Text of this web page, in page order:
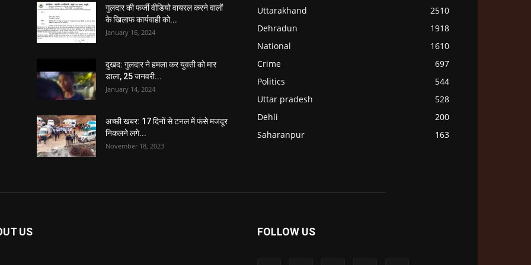
गुलदार की फर्जी वीडियो वायरल करने वालों
के खिलाफ कार्यवाही को...
January 16, 2024
दुखद: गुलदार ने हमला कर युवती को मार
डाला, 25 जनवरी...
January 14, 2024
अच्छी खबर: 17 दिनों से टनल में फंसे मजदूर
निकलने लगे...
November 18, 2023
Uttarakhand
2510
Dehradun
1918
National
1610
Crime
697
Politics
544
Uttar pradesh
528
Dehli
200
Saharanpur
163
US FOLLOW US